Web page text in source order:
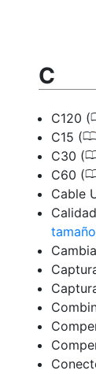
C
C120 (
C15 (
C30 (
C60 (
Cable